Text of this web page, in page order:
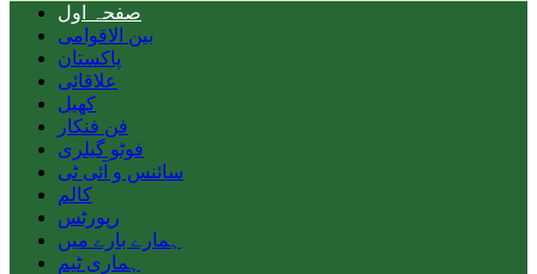
صفحہ اول
بین الاقوامی
پاکستان
علاقائی
کھیل
فن فنکار
فوٹو گیلری
سائنس و آئی ٹی
کالم
رپورٹس
ہمارے بارے میں
ہماری ٹیم